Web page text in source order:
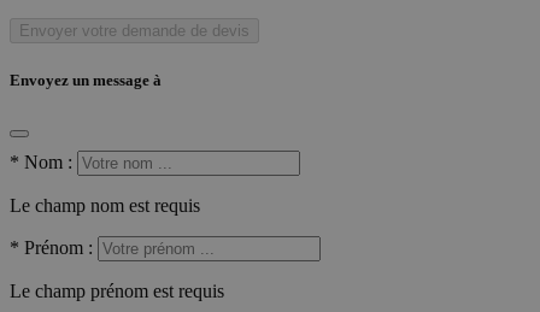
Envoyer votre demande de devis
Envoyez un message à
* Nom :
Le champ nom est requis
* Prénom :
Le champ prénom est requis